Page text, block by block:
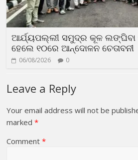
ଆର୍ଯ୍ୟପଲ୍ଲୀ ସମୁଦ୍ର କୂଳ ଲଙ୍ଘିବା
ହେଲେ ୧୦ରେ ଆନ୍ଦୋଳନ ଚେତାବନୀ
06/08/2026 0
Leave a Reply
Your email address will not be
marked*
Comment*